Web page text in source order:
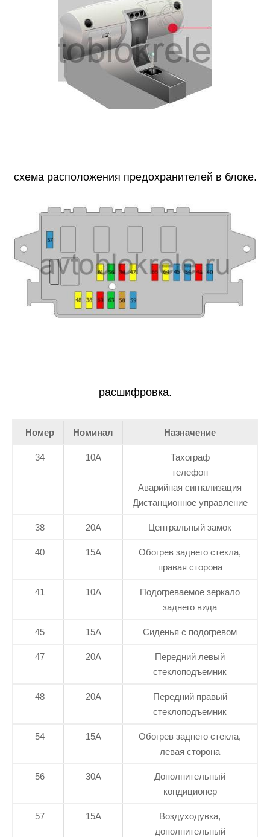
схема расположения предохранителей в блоке.
расшифровка.
Номер Номинал Назначение
34 10А
Тахограф
телефон
Аварийная сигнализация
Дистанционное управление
38 20А Центральный замок
40 15А
Обогрев заднего стекла,
правая сторона
41 10А
Подогреваемое зеркало
заднего вида
45 15А Сиденья с подогревом
47 20А
Передний левый
стеклоподъемник
48 20А
Передний правый
стеклоподъемник
54 15А
Обогрев заднего стекла,
левая сторона
56 30А
Дополнительный
кондиционер
57 15А
Воздуходувка,
дополнительный